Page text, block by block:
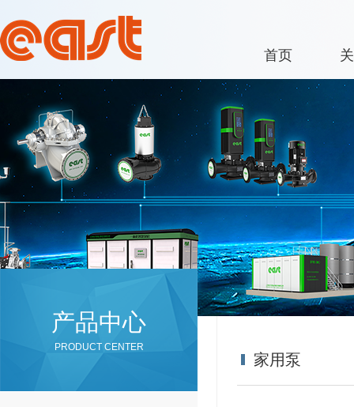
首页
产品中心
PRODUCT CENTER
家用泵